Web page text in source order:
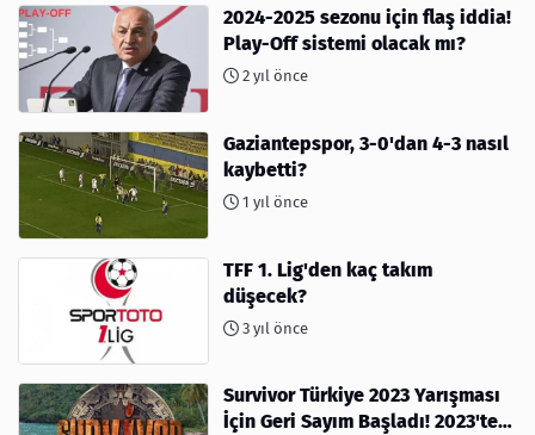
2024-2025 sezonu için flaş iddia!
Play-Off sistemi olacak mı?
2 yıl önce
Gaziantepspor, 3-0'dan 4-3 nasıl
kaybetti?
1 yıl önce
TFF 1. Lig'den kaç takım
düşecek?
3 yıl önce
Survivor Türkiye 2023 Yarışması
İçin Geri Sayım Başladı! 2023'te